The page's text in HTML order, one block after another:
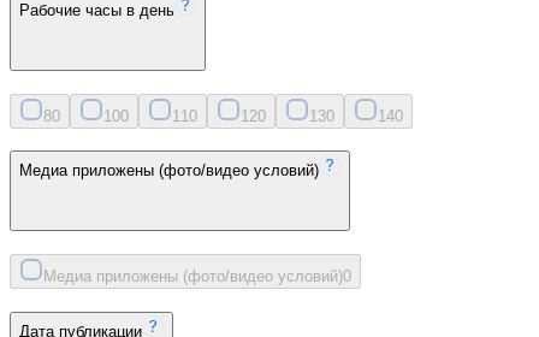
Рабочие часы в день
80 100 11 0 120 130 140
Медиа приложены (фото/видео условий)
Медиа приложены (фото/видео условий)0
Дата публикации